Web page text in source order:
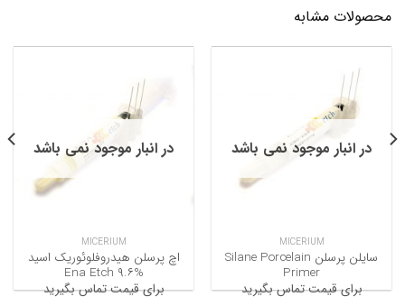
محصولات مشابه
در انبار موجود نمی باشد
MICERIUM
سایلن پرسلن Silane Porcelain
Primer
برای قیمت تماس بگیرید
در انبار موجود نمی باشد
MICERIUM
اچ پرسلن هیدروفلوئوریک اسید
%۹.۶ Ena Etch
برای قیمت تماس بگیرید